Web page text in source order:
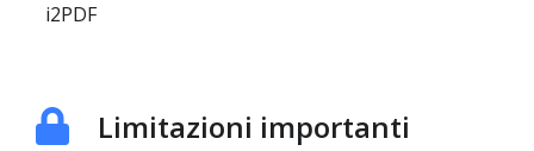
i2PDF
Limitazioni importanti